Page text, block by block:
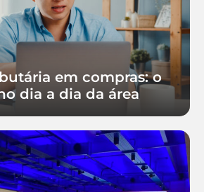
em compras: o
dia a dia da área